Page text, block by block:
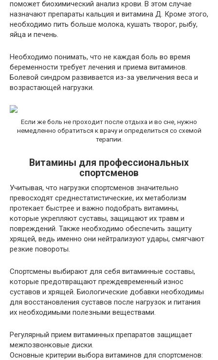
поможет биохимический анализ крови. В этом случае
назначают препараты кальция и витамина Д. Кроме этого,
необходимо пить больше молока, кушать творог, рыбу,
яйца и печень.
Необходимо понимать, что не каждая боль во время
беременности требует лечения и приема витаминов.
Болевой синдром развивается из-за увеличения веса и
возрастающей нагрузки.
Если же боль не проходит после отдыха и во сне, нужно
немедленно обратиться к врачу и определиться со схемой
терапии.
Витамины для профессиональных
спортсменов
Учитывая, что нагрузки спортсменов значительно
превосходят среднестатистические, их метаболизм
протекает быстрее и важно подобрать витамины,
которые укрепляют суставы, защищают их травм и
повреждений. Также необходимо обеспечить защиту
хрящей, ведь именно они нейтрализуют удары, смягчают
резкие повороты.
Спортсмены выбирают для себя витаминные составы,
которые предотвращают преждевременный износ
суставов и хрящей. Биологические добавки необходимы
для восстановления суставов после нагрузок и питания
их необходимыми полезными веществами.
Регулярный прием витаминных препаратов защищает
межпозвонковые диски.
Основные критерии выбора витаминов для спортсменов: